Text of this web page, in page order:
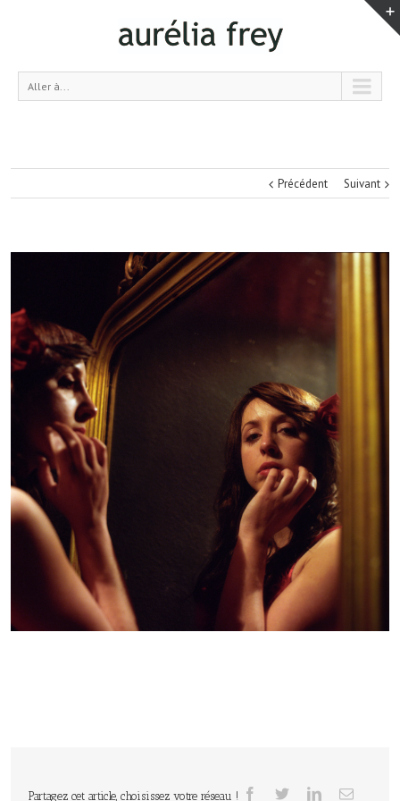
Aller à...
Précédent Suivant
Partagez cet article, choisissez votre réseau !